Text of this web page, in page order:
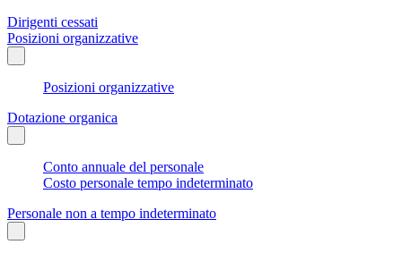
Dirigenti cessati
Posizioni organizzative
Posizioni organizzative
Dotazione organica
Conto annuale del personale
Costo personale tempo indeterminato
Personale non a tempo indeterminato